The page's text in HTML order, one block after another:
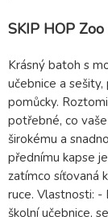
SKIP HOP
Krásný batoh s
učebnice a sešity,
pomůcky.
potřebné, co
širokému a
přednímu kapse
zatímco síťovaná
ruce. Vlastnosti:
školní učebnice,